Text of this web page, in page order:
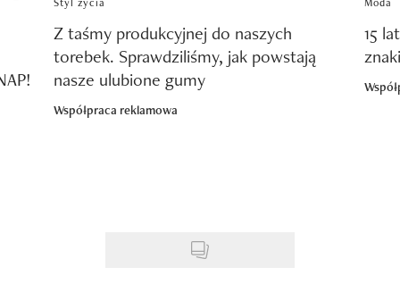
Styl życia
Z taśmy produkcyjnej do naszych
torebek. Sprawdziliśmy, jak powstają
nasze ulubione gumy
Współpraca reklamowa
Moda
15